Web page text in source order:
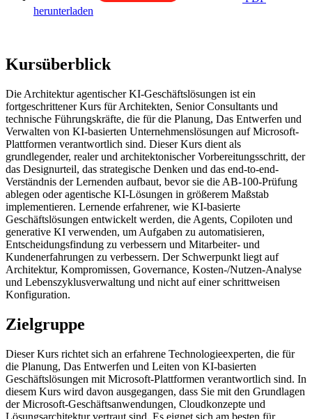
herunterladen
Kursüberblick
Die Architektur agentischer KI-Geschäftslösungen ist ein
fortgeschrittener Kurs für Architekten, Senior Consultants und
technische Führungskräfte, die für die Planung, Das Entwerfen und
Verwalten von KI-basierten Unternehmenslösungen auf Microsoft-
Plattformen verantwortlich sind. Dieser Kurs dient als
grundlegender, realer und architektonischer Vorbereitungsschritt, der
das Designurteil, das strategische Denken und das end-to-end-
Verständnis der Lernenden aufbaut, bevor sie die AB-100-Prüfung
ablegen oder agentische KI-Lösungen in größerem Maßstab
implementieren. Lernende erfahrener, wie KI-basierte
Geschäftslösungen entwickelt werden, die Agents, Copiloten und
generative KI verwenden, um Aufgaben zu automatisieren,
Entscheidungsfindung zu verbessern und Mitarbeiter- und
Kundenerfahrungen zu verbessern. Der Schwerpunkt liegt auf
Architektur, Kompromissen, Governance, Kosten-/Nutzen-Analyse
und Lebenszyklusverwaltung und nicht auf einer schrittweisen
Konfiguration.
Zielgruppe
Dieser Kurs richtet sich an erfahrene Technologieexperten, die für
die Planung, Das Entwerfen und Leiten von KI-basierten
Geschäftslösungen mit Microsoft-Plattformen verantwortlich sind. In
diesem Kurs wird davon ausgegangen, dass Sie mit den Grundlagen
der Microsoft-Geschäftsanwendungen, Cloudkonzepte und
Lösungsarchitektur vertraut sind. Es eignet sich am besten für